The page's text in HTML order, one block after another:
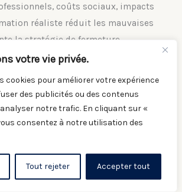
votre vie privée.
cookies pour améliorer votre expérience
des publicités ou des contenus
notre trafic. En cliquant sur «
consentez à notre utilisation des
Tout rejeter Accepter tout
coûts sociaux, impacts
réaliste réduit les mauvaises
la stratégie de fermeture.
formalités légales représentent un
On y retrouve :
greffe pour la
de la décision et modification